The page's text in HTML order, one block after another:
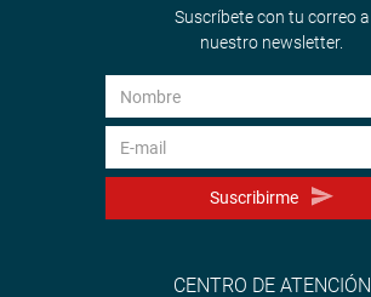
Suscríbete con tu correo a
nuestro newsletter.
Suscribirme
CENTRO DE ATENCIÓN